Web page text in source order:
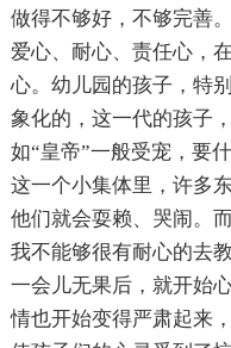
做得不够好，不够完善
爱心、耐心、责任心，
心。幼儿园的孩子，特
象化的，这一代的孩子
如“皇帝”一般受宠，要
这一个小集体里，许多
他们就会耍赖、哭闹。
我不能够很有耐心的去
一会儿无果后，就开始
情也开始变得严肃起来